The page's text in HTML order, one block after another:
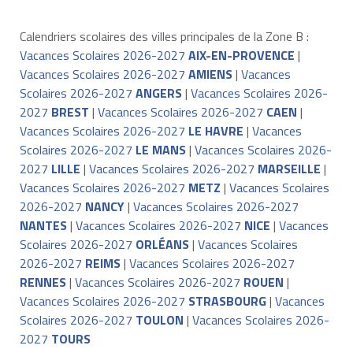
Calendriers scolaires des villes principales de la Zone B :
Vacances Scolaires 2026-2027 AIX-EN-PROVENCE |
Vacances Scolaires 2026-2027 AMIENS| Vacances
Scolaires 2026-2027 ANGERS| Vacances Scolaires 2026-
2027 BREST | Vacances Scolaires 2026-2027 CAEN |
Vacances Scolaires 2026-2027 LE HAVRE | Vacances
Scolaires 2026-2027 LE MANS| Vacances Scolaires 2026-
2027 LILLE | Vacances Scolaires 2026-2027 MARSEILLE |
Vacances Scolaires 2026-2027 METZ | Vacances Scolaires
2026-2027 NANCY| Vacances Scolaires 2026-2027
NANTES| Vacances Scolaires 2026-2027 NICE | Vacances
Scolaires 2026-2027 ORLÉANS| Vacances Scolaires
2026-2027 REIMS| Vacances Scolaires 2026-2027
RENNES| Vacances Scolaires 2026-2027 ROUEN |
Vacances Scolaires 2026-2027 STRASBOURG| Vacances
Scolaires 2026-2027 TOULON | Vacances Scolaires 2026-
2027 TOURS